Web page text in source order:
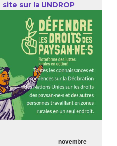
sur la UNDROP
novembre